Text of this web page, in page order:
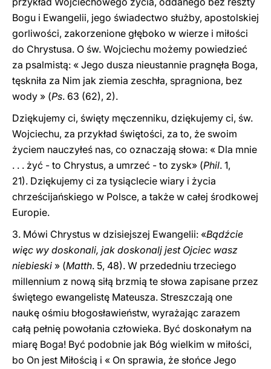
Bogu i Ewangelii, jego świadectwo służby, apostolskiej
gorliwości, zakorzenione głęboko w wierze i miłości
do Chrystusa. O św. Wojciechu możemy powiedzieć
za psalmistą: « Jego dusza nieustannie pragnęła Boga,
tęskniła za Nim jak ziemia zeschła, spragniona, bez
wody » (Ps. 63 (62), 2).
Dziękujemy ci, święty męczenniku, dziękujemy ci, św.
Wojciechu, za przykład świętości, za to, że swoim
życiem nauczyłeś nas, co oznaczają słowa: « Dla mnie
. . . żyć - to Chrystus, a umrzeć - to zysk» (Phil. 1,
21). Dziękujemy ci za tysiąclecie wiary i życia
chrześcijańskiego w Polsce, a także w całej środkowej
Europie.
3. Mówi Chrystus w dzisiejszej Ewangelii: «Bądźcie
więc wy doskonali, jak doskonalj jest Ojciec wasz
niebieski » (Matth. 5, 48). W przededniu trzeciego
millennium z nową siłą brzmią te słowa zapisane przez
świętego ewangelistę Mateusza. Streszczają one
naukę ośmiu błogosławieństw, wyrażając zarazem
całą pełnię powołania człowieka. Być doskonałym na
miarę Boga! Być podobnie jak Bóg wielkim w miłości,
bo On jest Miłością i « On sprawia, że słońce Jego